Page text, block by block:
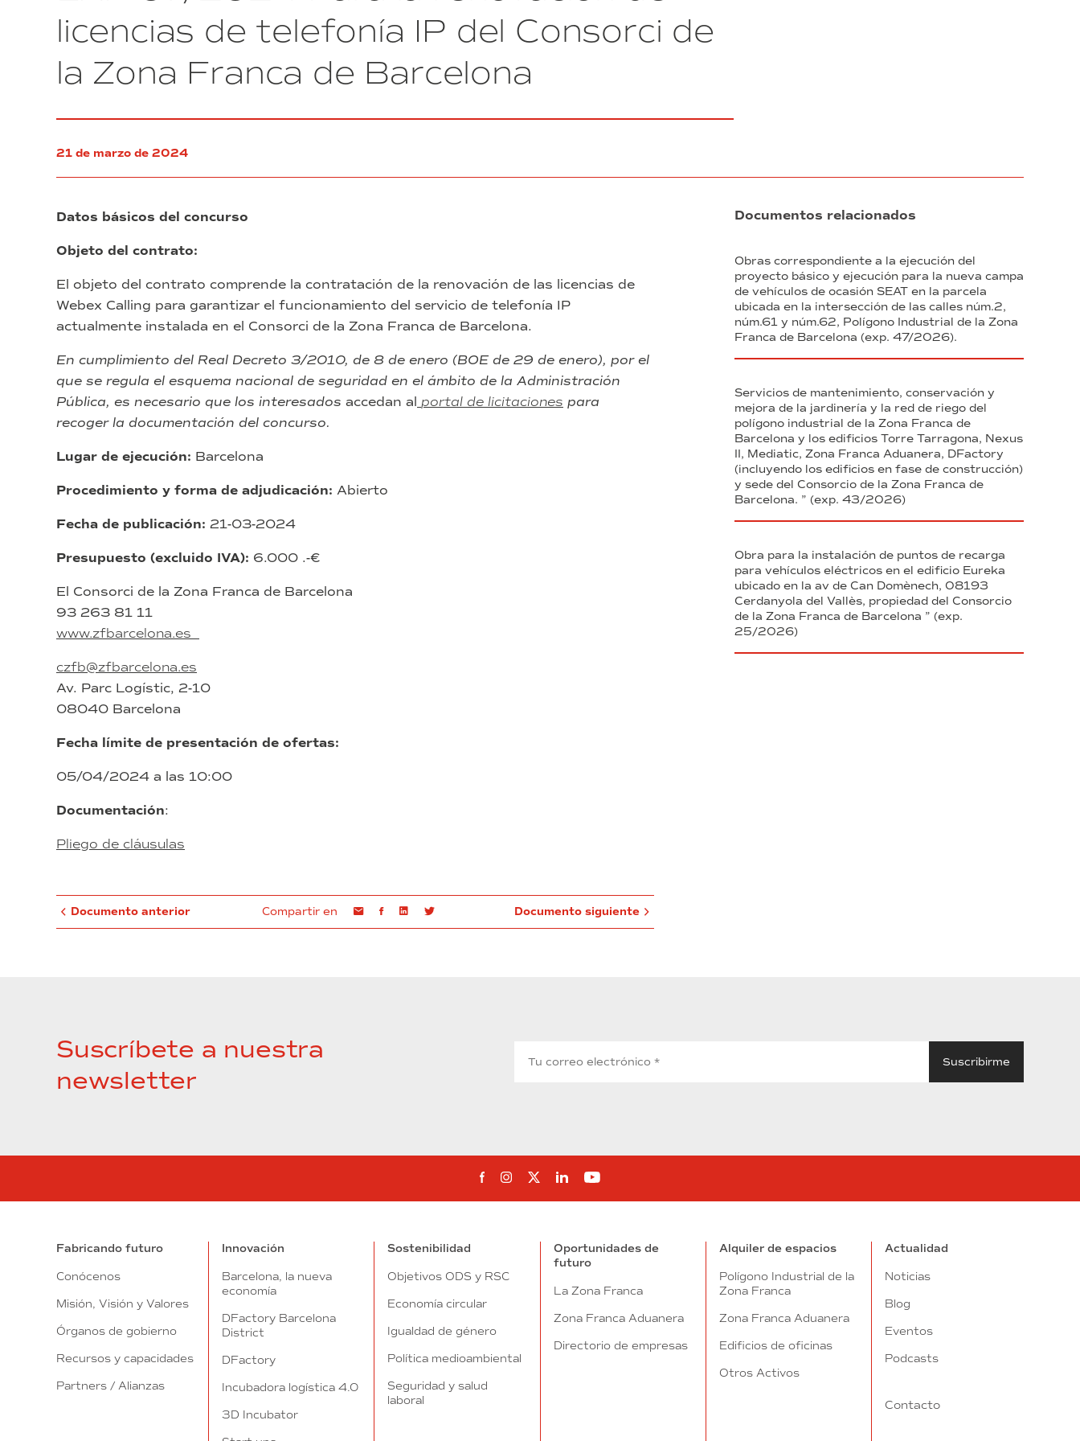
licencias de telefonía IP del Consorci de
la Zona Franca de Barcelona
21 de marzo de 2024
Datos básicos del concurso
Objeto del contrato:
El objeto del contrato comprende la contratación de la renovación de las licencias de
Webex Calling para garantizar el funcionamiento del servicio de telefonía IP
actualmente instalada en el Consorci de la Zona Franca de Barcelona.
En cumplimiento del Real Decreto 3/2010, de 8 de enero (BOE de 29 de enero), por el
que se regula el esquema nacional de seguridad en el ámbito de la Administración
Pública, es necesario que los interesados accedan al portal de licitaciones para
recoger la documentación del concurso.
Lugar de ejecución: Barcelona
Procedimiento y forma de adjudicación: Abierto
Fecha de publicación: 21-03-2024
Presupuesto (excluido IVA): 6.000 .-€
El Consorci de la Zona Franca de Barcelona
93 263 81 11
www.zfbarcelona.es
czfb@zfbarcelona.es
Av. Parc Logístic, 2-10
08040 Barcelona
Fecha límite de presentación de ofertas:
05/04/2024 a las 10:00
Documentación:
Pliego de cláusulas
del
Consorcio
de
Barcelona”
8/2024)
Documento anterior Compartir en EmailFacebookLinkedin
la
y
asesoramiento
el
Barcelona”
(exp.
12/2024)
Documento siguiente
Documentos relacionados
Obras correspondiente a la ejecución del
proyecto básico y ejecución para la nueva campa
de vehículos de ocasión SEAT en la parcela
ubicada en la intersección de las calles núm.2,
núm.61 y núm.62, Polígono Industrial de la Zona
Franca de Barcelona (exp. 47/2026).
Servicios de mantenimiento, conservación y
mejora de la jardinería y la red de riego del
polígono industrial de la Zona Franca de
Barcelona y los edificios Torre Tarragona, Nexus
II, Mediatic, Zona Franca Aduanera, DFactory
(incluyendo los edificios en fase de construcción)
y sede del Consorcio de la Zona Franca de
Barcelona. ” (exp. 43/2026)
Obra para la instalación de puntos de recarga
para vehículos eléctricos en el edificio Eureka
ubicado en la av de Can Domènech, 08193
Cerdanyola del Vallès, propiedad del Consorcio
de la Zona Franca de Barcelona ” (exp.
25/2026)
Suscríbete a nuestra
newsletter
Síguenos en Facebook
Síguenos en Instagram
Síguenos en Twitter
Síguenos en Linkedin
Síguenos en Youtube
Fabricando futuro
Conócenos
Misión, Visión y Valores
Órganos de gobierno
Recursos y capacidades
Partners / Alianzas
Innovación
Barcelona, la nueva
economía
DFactory Barcelona
District
DFactory
Incubadora logística 4.0
3D Incubator
Sostenibilidad
Objetivos ODS y RSC
Economía circular
Igualdad de género
Política medioambiental
Seguridad y salud
laboral
Oportunidades de
futuro
La Zona Franca
Zona Franca Aduanera
Directorio de empresas
Alquiler de espacios
Polígono Industrial de la
Zona Franca
Zona Franca Aduanera
Edificios de oficinas
Otros Activos
Actualidad
Noticias
Blog
Eventos
Podcasts
Contacto